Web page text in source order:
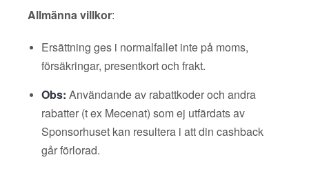
Allmänna villkor:
Ersättning ges i normalfallet inte på moms,
försäkringar, presentkort och frakt.
Obs: Användande av rabattkoder och andra
rabatter (t ex Mecenat) som ej utfärdats av
Sponsorhuset kan resultera i att din cashback
går förlorad.